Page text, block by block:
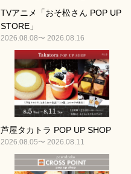
TVアニメ「おそ松さん POP UP
STORE」
2026.08.08〜 2026.08.16
芦屋タカトラ POP UP SHOP
2026.08.05〜 2026.08.11